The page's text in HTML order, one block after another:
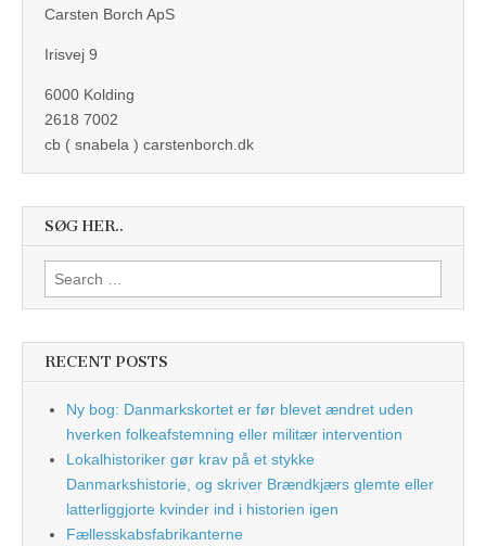
Carsten Borch ApS
Irisvej 9
6000 Kolding
2618 7002
cb ( snabela ) carstenborch.dk
SØG HER..
Search
for:
RECENT POSTS
Ny bog: Danmarkskortet er før blevet ændret uden
hverken folkeafstemning eller militær intervention
Lokalhistoriker gør krav på et stykke
Danmarkshistorie, og skriver Brændkjærs glemte eller
latterliggjorte kvinder ind i historien igen
Fællesskabsfabrikanterne